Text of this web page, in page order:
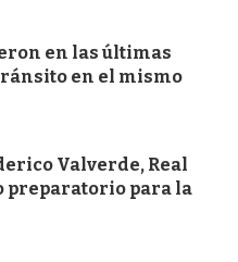
en las últimas
en el mismo
Valverde, Real
preparatorio para la